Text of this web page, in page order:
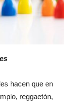
hacen que en
reggaetón,